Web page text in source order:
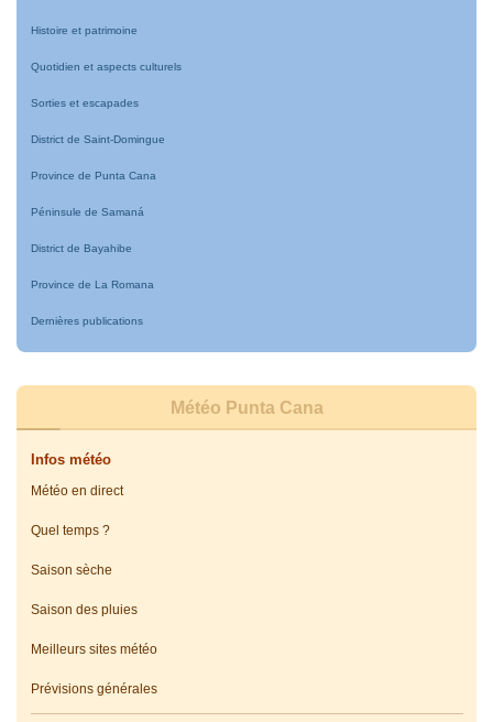
Histoire et patrimoine
Quotidien et aspects culturels
Sorties et escapades
District de Saint-Domingue
Province de Punta Cana
Péninsule de Samaná
District de Bayahibe
Province de La Romana
Dernières publications
Météo Punta Cana
Infos météo
Météo en direct
Quel temps ?
Saison sèche
Saison des pluies
Meilleurs sites météo
Prévisions générales